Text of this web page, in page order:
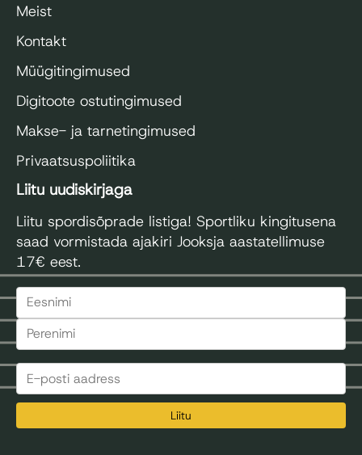
Meist
Kontakt
Müügitingimused
Digitoote ostutingimused
Makse- ja tarnetingimused
Privaatsuspoliitika
Liitu uudiskirjaga
Liitu spordisõprade listiga! Sportliku kingitusena
saad vormistada ajakiri Jooksja aastatellimuse
17€ eest.
Liitu